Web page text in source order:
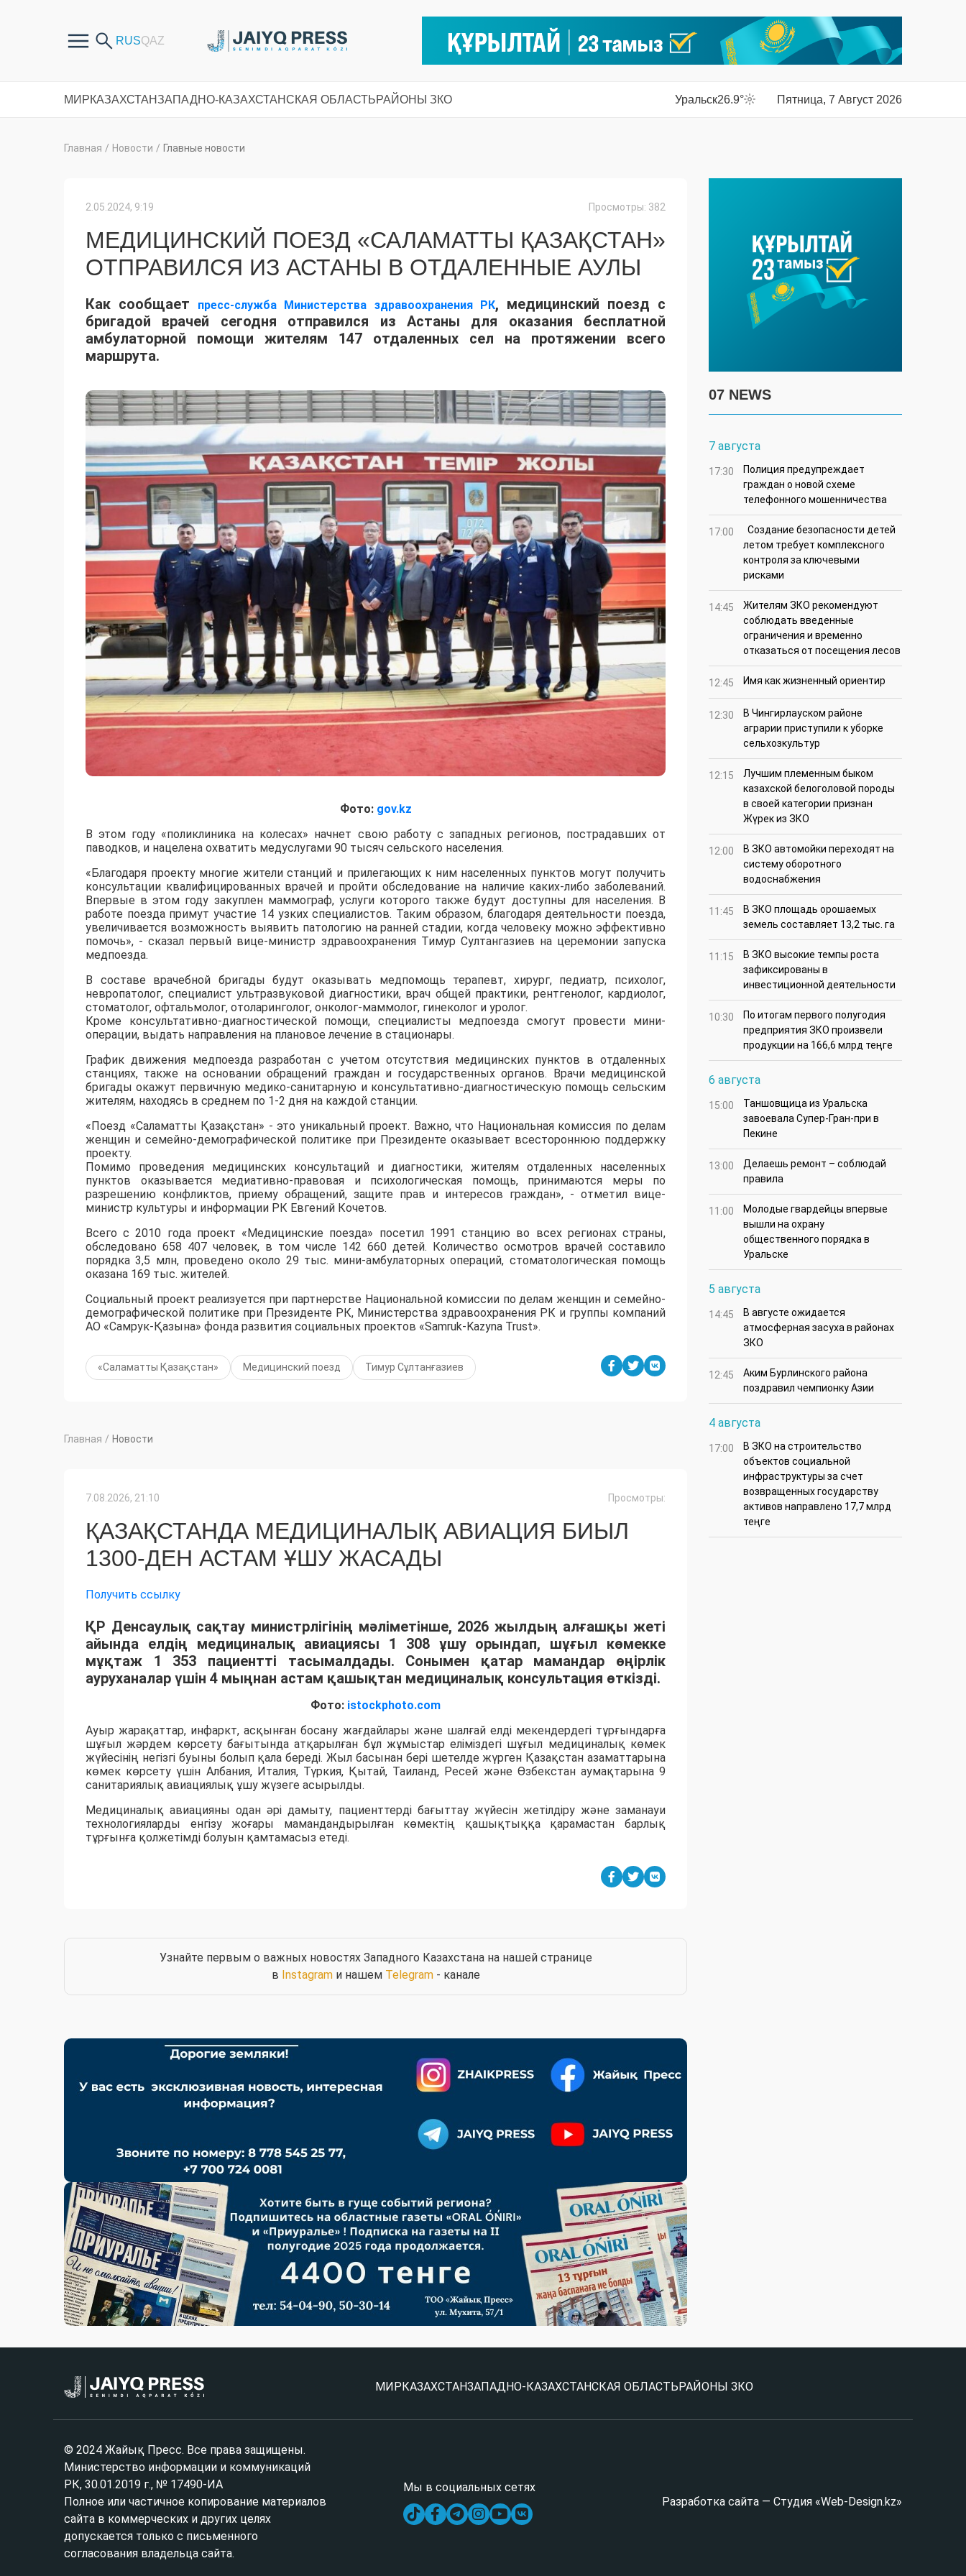
МИРКАЗАХСТАНЗАПАДНО-КАЗАХСТАНСКАЯ ОБЛАСТЬРАЙОНЫ ЗКО Уральск26.9° Пятница, 7 Август 2026
Главная / Новости / Главные новости
2.05.2024, 9:19 Просмотры: 382
МЕДИЦИНСКИЙ ПОЕЗД «САЛАМАТТЫ ҚАЗАҚСТАН»
ОТПРАВИЛСЯ ИЗ АСТАНЫ В ОТДАЛЕННЫЕ АУЛЫ
Как сообщает пресс-служба Министерства здравоохранения РК, медицинский поезд с
бригадой врачей сегодня отправился из Астаны для оказания бесплатной
амбулаторной помощи жителям 147 отдаленных сел на протяжении всего
маршрута.
Фото: gov.kz
В этом году «поликлиника на колесах» начнет свою работу с западных регионов, пострадавших от
паводков, и нацелена охватить медуслугами 90 тысяч сельского населения.
«Благодаря проекту многие жители станций и прилегающих к ним населенных пунктов могут получить
консультации квалифицированных врачей и пройти обследование на наличие каких-либо заболеваний.
Впервые в этом году закуплен маммограф, услуги которого также будут доступны для населения. В
работе поезда примут участие 14 узких специалистов. Таким образом, благодаря деятельности поезда,
увеличивается возможность выявить патологию на ранней стадии, когда человеку можно эффективно
помочь», - сказал первый вице-министр здравоохранения Тимур Султангазиев на церемонии запуска
медпоезда.
В составе врачебной бригады будут оказывать медпомощь терапевт, хирург, педиатр, психолог,
невропатолог, специалист ультразвуковой диагностики, врач общей практики, рентгенолог, кардиолог,
стоматолог, офтальмолог, отоларинголог, онколог-маммолог, гинеколог и уролог.
Кроме консультативно-диагностической помощи, специалисты медпоезда смогут провести мини-
операции, выдать направления на плановое лечение в стационары.
График движения медпоезда разработан с учетом отсутствия медицинских пунктов в отдаленных
станциях, также на основании обращений граждан и государственных органов. Врачи медицинской
бригады окажут первичную медико-санитарную и консультативно-диагностическую помощь сельским
жителям, находясь в среднем по 1-2 дня на каждой станции.
«Поезд «Саламатты Қазақстан» - это уникальный проект. Важно, что Национальная комиссия по делам
женщин и семейно-демографической политике при Президенте оказывает всестороннюю поддержку
проекту.
Помимо проведения медицинских консультаций и диагностики, жителям отдаленных населенных
пунктов оказывается медиативно-правовая и психологическая помощь, принимаются меры по
разрешению конфликтов, приему обращений, защите прав и интересов граждан», - отметил вице-
министр культуры и информации РК Евгений Кочетов.
Всего с 2010 года проект «Медицинские поезда» посетил 1991 станцию во всех регионах страны,
обследовано 658 407 человек, в том числе 142 660 детей. Количество осмотров врачей составило
порядка 3,5 млн, проведено около 29 тыс. мини-амбулаторных операций, стоматологическая помощь
оказана 169 тыс. жителей.
Социальный проект реализуется при партнерстве Национальной комиссии по делам женщин и семейно-
демографической политике при Президенте РК, Министерства здравоохранения РК и группы компаний
АО «Самрук-Қазына» фонда развития социальных проектов «Samruk-Kazyna Trust».
«Саламатты Қазақстан» Медицинский поезд Тимур Сұлтанғазиев
Главная / Новости
7.08.2026, 21:10 Просмотры:
ҚАЗАҚСТАНДА МЕДИЦИНАЛЫҚ АВИАЦИЯ БИЫЛ
1300-ДЕН АСТАМ ҰШУ ЖАСАДЫ
Получить ссылку
ҚР Денсаулық сақтау министрлігінің мәліметінше, 2026 жылдың алғашқы жеті
айында елдің медициналық авиациясы 1 308 ұшу орындап, шұғыл көмекке
мұқтаж 1 353 пациентті тасымалдады. Сонымен қатар мамандар өңірлік
ауруханалар үшін 4 мыңнан астам қашықтан медициналық консультация өткізді.
Фото: istockphoto.com
Ауыр жарақаттар, инфаркт, асқынған босану жағдайлары және шалғай елді мекендердегі тұрғындарға
шұғыл жәрдем көрсету бағытында атқарылған бұл жұмыстар еліміздегі шұғыл медициналық көмек
жүйесінің негізгі буыны болып қала береді. Жыл басынан бері шетелде жүрген Қазақстан азаматтарына
көмек көрсету үшін Албания, Италия, Түркия, Қытай, Таиланд, Ресей және Өзбекстан аумақтарына 9
санитариялық авиациялық ұшу жүзеге асырылды.
Медициналық авиацияны одан әрі дамыту, пациенттерді бағыттау жүйесін жетілдіру және заманауи
технологияларды енгізу жоғары мамандандырылған көмектің қашықтыққа қарамастан барлық
тұрғынға қолжетімді болуын қамтамасыз етеді.
Узнайте первым о важных новостях Западного Казахстана на нашей странице
в Instagramи нашем Telegram- канале
07 NEWS
7 августа
17:30
Полиция предупреждает
граждан о новой схеме
телефонного мошенничества
17:00
Создание безопасности детей
летом требует комплексного
контроля за ключевыми
рисками
14:45
Жителям ЗКО рекомендуют
соблюдать введенные
ограничения и временно
отказаться от посещения лесов
12:45 Имя как жизненный ориентир
12:30
В Чингирлауском районе
аграрии приступили к уборке
сельхозкультур
12:15
Лучшим племенным быком
казахской белоголовой породы
в своей категории признан
Жүрек из ЗКО
12:00
В ЗКО автомойки переходят на
систему оборотного
водоснабжения
11:45
В ЗКО площадь орошаемых
земель составляет 13,2 тыс. га
11:15
В ЗКО высокие темпы роста
зафиксированы в
инвестиционной деятельности
10:30
По итогам первого полугодия
предприятия ЗКО произвели
продукции на 166,6 млрд теңге
6 августа
15:00
Таншовщица из Уральска
завоевала Супер-Гран-при в
Пекине
13:00
Делаешь ремонт – соблюдай
правила
11:00
Молодые гвардейцы впервые
вышли на охрану
общественного порядка в
Уральске
5 августа
14:45
В августе ожидается
атмосферная засуха в районах
ЗКО
12:45
Аким Бурлинского района
поздравил чемпионку Азии
4 августа
17:00
В ЗКО на строительство
объектов социальной
инфраструктуры за счет
возвращенных государству
активов направлено 17,7 млрд
теңге
МИРКАЗАХСТАНЗАПАДНО-КАЗАХСТАНСКАЯ ОБЛАСТЬРАЙОНЫ ЗКО
© 2024 Жайық Пресс. Все права защищены.
Министерство информации и коммуникаций
РК, 30.01.2019 г., № 17490-ИА
Полное или частичное копирование материалов
сайта в коммерческих и других целях
допускается только с письменного
согласования владельца сайта.
Мы в социальных сетях
Разработка сайта — Студия «Web-Design.kz»